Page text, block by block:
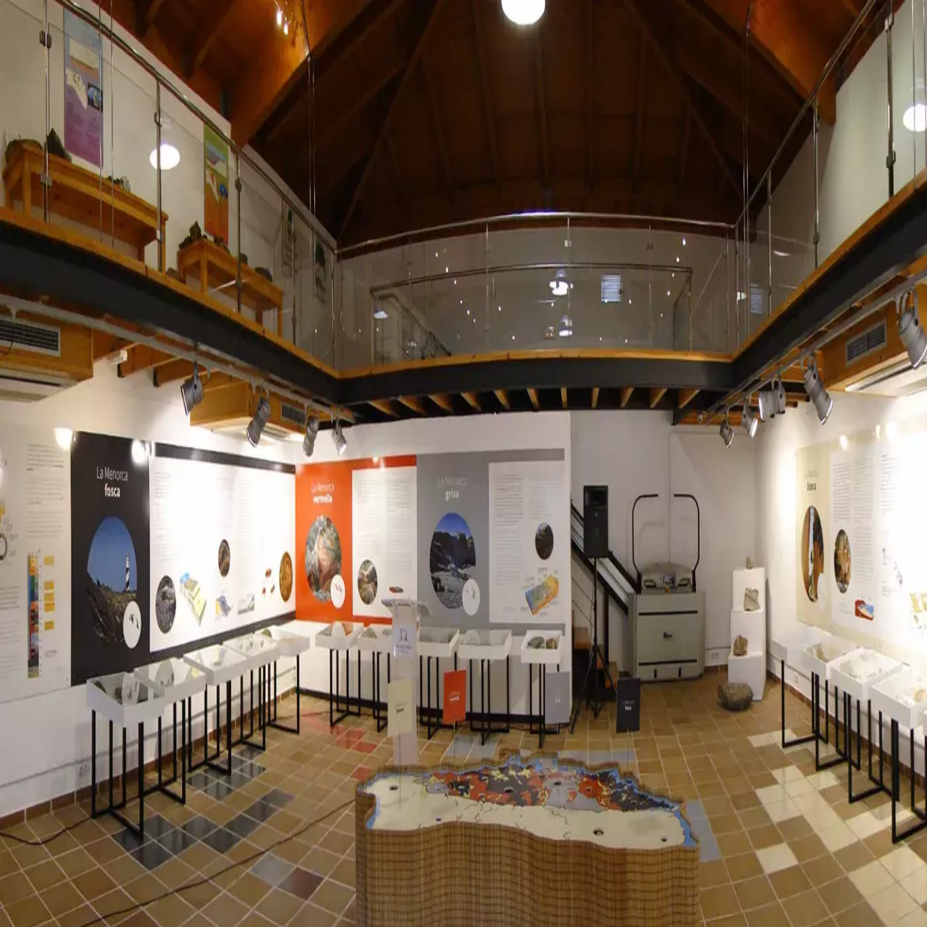
Menorca Explorer
Agenda
Minorca
L'IsolaInformazioni utili Spiagge Cultura Riserva della Biosfera Feste
Camí de Cavalls
Guida
Mangiare & Bere
AttivitàAcquisti
Tips
Italiano
Tips
Centro di Geologia di Minorca
...
Menorca Explorer
Paesi
Ferreries
Centro di Geologia di Minorca